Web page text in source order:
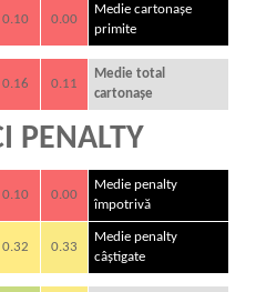
0.10 0.00
Medie cartonașe
primite
0.16 0.11
Medie total
cartonașe
PENALTY
0.10 0.00
Medie penalty
împotrivă
0.32 0.33
Medie penalty
câștigate